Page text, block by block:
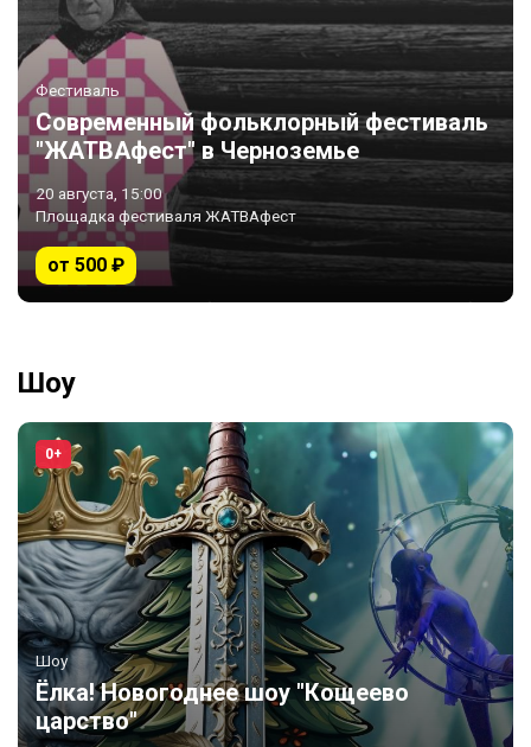
Фестиваль
Современный фольклорный фестиваль
"ЖАТВАфест" в Черноземье
20 августа, 15:00
Площадка фестиваля ЖАТВАфест
от 500 ₽
Шоу
0+
Шоу
Ёлка! Новогоднее шоу "Кощеево
царство"